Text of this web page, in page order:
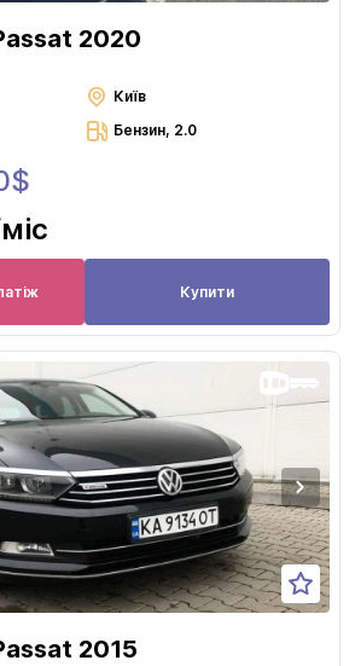
2020
Київ
Бензин, 2.0
Купити
2015